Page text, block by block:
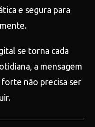
e segura para
se torna cada
a mensagem
forte não precisa ser